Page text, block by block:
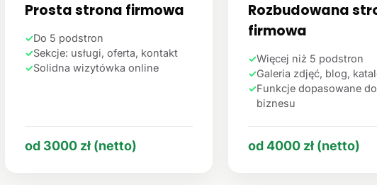
Prosta strona firmowa
✓Do 5 podstron
✓Sekcje: usługi, oferta, kontakt
✓Solidna wizytówka online
od 3000 zł (netto)
Rozbudowana
firmowa
✓Więcej niż 5 podstron
✓Galeria zdjęć, blog,
✓Funkcje dopasowane do
biznesu
od 4000 zł (netto)